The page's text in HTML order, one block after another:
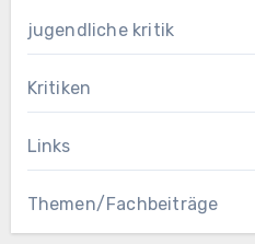
jugendliche kritik
Kritiken
Links
Themen/Fachbeiträge